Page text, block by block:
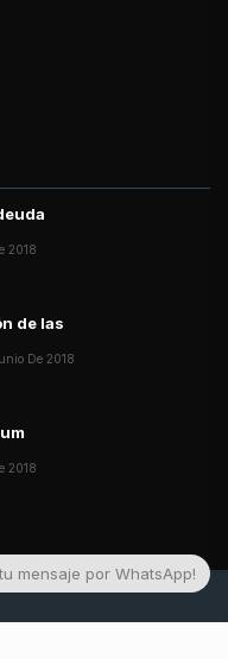
2018
de las
De 2018
2018
mensaje por WhatsApp!